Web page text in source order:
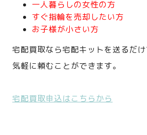
一人暮らしの女性の方
すぐ指輪を売却したい方
お子様が小さい方
宅配買取なら宅配キットを送るだ
気軽に頼むことができます。
宅配買取申込はこちらから